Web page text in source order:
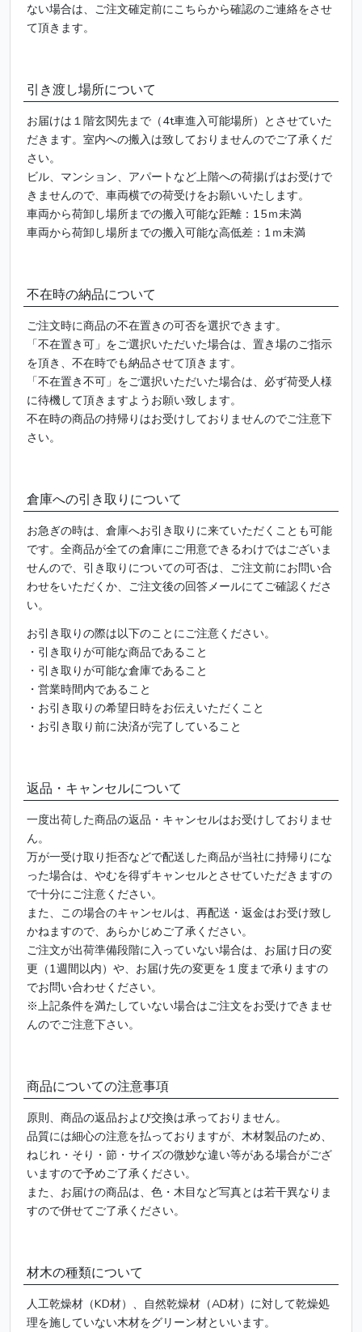
ない場合は、ご注文確定前にこちらから確認のご連絡をさせ
て頂きます。
引き渡し場所について
お届けは１階玄関先まで（4t車進入可能場所）とさせていた
だきます。室内への搬入は致しておりませんのでご了承くだ
さい。
ビル、マンション、アパートなど上階への荷揚げはお受けで
きませんので、車両横での荷受けをお願いいたします。
車両から荷卸し場所までの搬入可能な距離：15ｍ未満
車両から荷卸し場所までの搬入可能な高低差：1ｍ未満
不在時の納品について
ご注文時に商品の不在置きの可否を選択できます。
「不在置き可」をご選択いただいた場合は、置き場のご指示
を頂き、不在時でも納品させて頂きます。
「不在置き不可」をご選択いただいた場合は、必ず荷受人様
に待機して頂きますようお願い致します。
不在時の商品の持帰りはお受けしておりませんのでご注意下
さい。
倉庫への引き取りについて
お急ぎの時は、倉庫へお引き取りに来ていただくことも可能
です。全商品が全ての倉庫にご用意できるわけではございま
せんので、引き取りについての可否は、ご注文前にお問い合
わせをいただくか、ご注文後の回答メールにてご確認くださ
い。
お引き取りの際は以下のことにご注意ください。
・引き取りが可能な商品であること
・引き取りが可能な倉庫であること
・営業時間内であること
・お引き取りの希望日時をお伝えいただくこと
・お引き取り前に決済が完了していること
返品・キャンセルについて
一度出荷した商品の返品・キャンセルはお受けしておりませ
ん。
万が一受け取り拒否などで配送した商品が当社に持帰りにな
った場合は、やむを得ずキャンセルとさせていただきますの
で十分にご注意ください。
また、この場合のキャンセルは、再配送・返金はお受け致し
かねますので、あらかじめご了承ください。
ご注文が出荷準備段階に入っていない場合は、お届け日の変
更（1週間以内）や、お届け先の変更を１度まで承りますの
でお問い合わせください。
※上記条件を満たしていない場合はご注文をお受けできませ
んのでご注意下さい。
商品についての注意事項
原則、商品の返品および交換は承っておりません。
品質には細心の注意を払っておりますが、木材製品のため、
ねじれ・そり・節・サイズの微妙な違い等がある場合がござ
いますので予めご了承ください。
また、お届けの商品は、色・木目など写真とは若干異なりま
すので併せてご了承ください。
材木の種類について
人工乾燥材（KD材）、自然乾燥材（AD材）に対して乾燥処
理を施していない木材をグリーン材といいます。